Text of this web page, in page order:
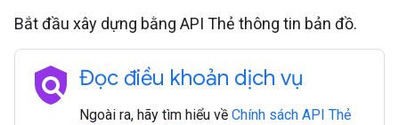
Bắt đầu xây dựng bằng API Thẻ thông tin bản đồ.
policy Đọc điều khoản dịch vụ
Ngoài ra, hãy tìm hiểu về Chính sách API Thẻ